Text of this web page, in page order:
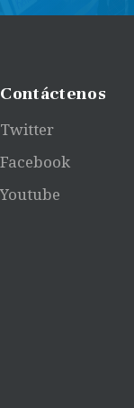
Contáctenos
Twitter
Facebook
Youtube